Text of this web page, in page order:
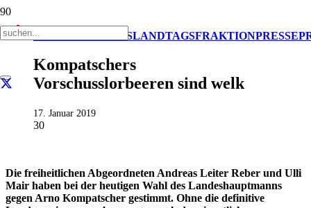
AKTUELL IMPULSLANDTAGSFRAKTIONPRESSE
Kompatschers
Vorschusslorbeeren sind welk
17. Januar 2019
30
Die freiheitlichen Abgeordneten Andreas Leiter Reber und Ulli
Mair haben bei der heutigen Wahl des Landeshauptmanns
gegen Arno Kompatscher gestimmt. Ohne die definitive